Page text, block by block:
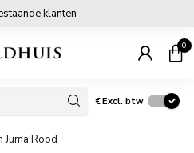
klanten
0
€Excl. btw
Rood